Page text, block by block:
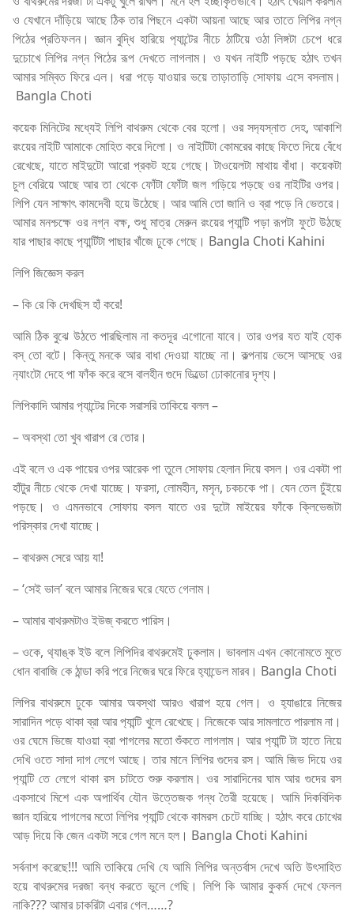
ও যেখানে দাঁড়িয়ে আছে ঠিক তার পিছনে একটা আয়না আছে আর তাতে লিপির নগ্ন
পিঠের প্রতিফলন। জ্ঞান বুদ্ধি হারিয়ে প‍্যান্টের নীচে ঠাটিয়ে ওঠা লিঙ্গটা চেপে ধরে
দুচোখে লিপির নগ্ন পিঠের রূপ দেখতে লাগলাম। ও যখন নাইটি পড়ছে হঠাৎ তখন
আমার সম্বিত ফিরে এল। ধরা পড়ে যাওয়ার ভয়ে তাড়াতাড়ি সোফায় এসে বসলাম।
Bangla Choti
কয়েক মিনিটের মধ্যেই লিপি বাথরুম থেকে বের হলো। ওর সদ‍্যস্নাত দেহ, আকাশি
রংয়ের নাইটি আমাকে মোহিত করে দিলো। ও নাইটিটা কোমরের কাছে ফিতে দিয়ে বেঁধে
রেখেছে, যাতে মাইদুটো আরো প্রকট হয়ে গেছে। টাওয়েলটা মাথায় বাঁধা। কয়েকটা
চুল বেরিয়ে আছে আর তা থেকে ফোঁটা ফোঁটা জল গড়িয়ে পড়ছে ওর নাইটির ওপর।
লিপি যেন সাক্ষাৎ কামদেবী হয়ে উঠেছে। আর আমি তো জানি ও ব্রা পড়ে নি ভেতরে।
আমার মনশ্চক্ষে ওর নগ্ন বক্ষ, শুধু মাত্র মেরুন রংয়ের প‍্যান্টি পড়া রূপটা ফুটে উঠছে
যার পাছার কাছে প‍্যান্টিটা পাছার খাঁজে ঢুকে গেছে। Bangla Choti Kahini
লিপি জিজ্ঞেস করল
– কি রে কি দেখছিস হাঁ করে!
আমি ঠিক বুঝে উঠতে পারছিলাম না কতদূর এগোনো যাবে। তার ওপর যত যাই হোক
বস্ তো বটে। কিন্তু মনকে আর বাধা দেওয়া যাচ্ছে না। কল্পনায় ভেসে আসছে ওর
ন‍্যাংটো দেহে পা ফাঁক করে বসে বালহীন গুদে ডিল্ডো ঢোকানোর দৃশ্য।
লিপিকাদি আমার প‍্যান্টের দিকে সরাসরি তাকিয়ে বলল –
– অবস্থা তো খুব খারাপ রে তোর।
এই বলে ও এক পায়ের ওপর আরেক পা তুলে সোফায় হেলান দিয়ে বসল। ওর একটা পা
হাঁটুর নীচে থেকে দেখা যাচ্ছে। ফরসা, লোমহীন, মসৃন, চকচকে পা। যেন তেল চুঁইয়ে
পড়ছে। ও এমনভাবে সোফায় বসল যাতে ওর দুটো মাইয়ের ফাঁকে ক্লিভেজটা
পরিস্কার দেখা যাচ্ছে।
– বাথরুম সেরে আয় যা!
– ‘সেই ভাল’ বলে আমার নিজের ঘরে যেতে গেলাম।
– আমার বাথরুমটাও ইউজ্ করতে পারিস।
– ওকে, থ‍্যাঙ্ক ইউ বলে লিপিদির বাথরুমেই ঢুকলাম। ভাবলাম এখন কোনোমতে মুতে
ধোন বাবাজি কে ঠান্ডা করি পরে নিজের ঘরে ফিরে হ‍্যান্ডেল মারব। Bangla Choti
লিপির বাথরুমে ঢুকে আমার অবস্থা আরও খারাপ হয়ে গেল। ও হ‍্যাঙারে নিজের
সারাদিন পড়ে থাকা ব্রা আর প‍্যান্টি খুলে রেখেছে। নিজেকে আর সামলাতে পারলাম না।
ওর ঘেমে ভিজে যাওয়া ব্রা পাগলের মতো শুঁকতে লাগলাম। আর প‍্যান্টি টা হাতে নিয়ে
দেখি ওতে সাদা দাগ লেগে আছে। তার মানে লিপির গুদের রস। আমি জিভ দিয়ে ওর
প‍্যান্টি তে লেগে থাকা রস চাটতে শুরু করলাম। ওর সারাদিনের ঘাম আর গুদের রস
একসাথে মিশে এক অপার্থিব যৌন উত্তেজক গন্ধ তৈরী হয়েছে। আমি দিকবিদিক
জ্ঞান হারিয়ে পাগলের মতো লিপির প‍্যান্টি থেকে কামরস চেটে যাচ্ছি। হঠাৎ করে চোখের
আড় দিয়ে কি জেন একটা সরে গেল মনে হল। Bangla Choti Kahini
সর্বনাশ করেছে!!! আমি তাকিয়ে দেখি যে আমি লিপির অন্তর্বাস দেখে অতি উৎসাহিত
হয়ে বাথরুমের দরজা বন্ধ করতে ভুলে গেছি। লিপি কি আমার কুকর্ম দেখে ফেলল
নাকি??? আমার চাকরিটা এবার গেল……?